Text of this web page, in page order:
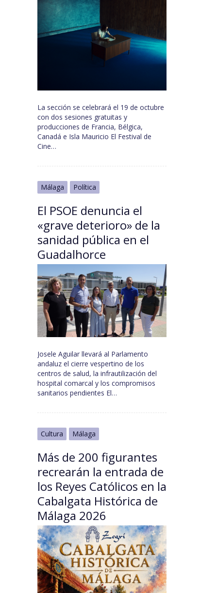
La sección se celebrará el 19 de octubre
con dos sesiones gratuitas y
producciones de Francia, Bélgica,
Canadá e Isla Mauricio El Festival de
Cine…
Málaga Política
El PSOE denuncia el
«grave deterioro» de la
sanidad pública en el
Guadalhorce
Josele Aguilar llevará al Parlamento
andaluz el cierre vespertino de los
centros de salud, la infrautilización del
hospital comarcal y los compromisos
sanitarios pendientes El…
Cultura Málaga
Más de 200 figurantes
recrearán la entrada de
los Reyes Católicos en la
Cabalgata Histórica de
Málaga 2026